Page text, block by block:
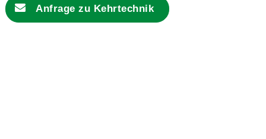
Anfrage zu Kehrtechnik